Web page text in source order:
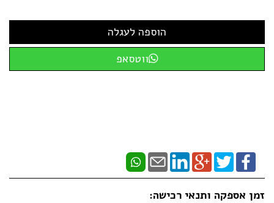
ווטסאפ
זמן אספקה ותנאי רכישה: